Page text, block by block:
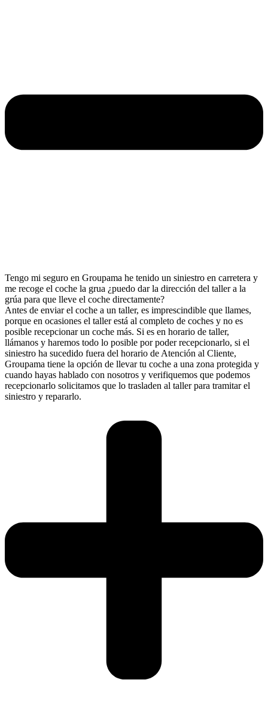
Tengo mi seguro en Groupama he tenido un siniestro en carretera y
me recoge el coche la grua ¿puedo dar la dirección del taller a la
grúa para que lleve el coche directamente?
Antes de enviar el coche a un taller, es imprescindible que llames,
porque en ocasiones el taller está al completo de coches y no es
posible recepcionar un coche más. Si es en horario de taller,
llámanos y haremos todo lo posible por poder recepcionarlo, si el
siniestro ha sucedido fuera del horario de Atención al Cliente,
Groupama tiene la opción de llevar tu coche a una zona protegida y
cuando hayas hablado con nosotros y verifiquemos que podemos
recepcionarlo solicitamos que lo trasladen al taller para tramitar el
siniestro y repararlo.